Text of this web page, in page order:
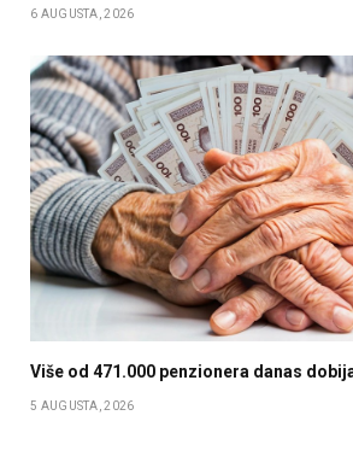
6 AUGUSTA, 2026
Više od 471.000 penzionera danas
5 AUGUSTA, 2026